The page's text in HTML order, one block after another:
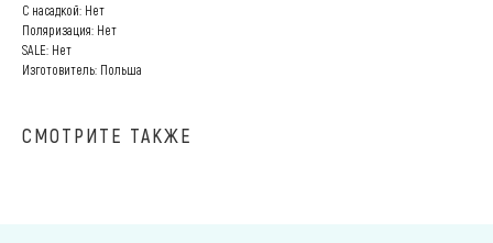
С насадкой: Нет
Поляризация: Нет
SALE: Нет
Изготовитель: Польша
СМОТРИТЕ ТАКЖЕ